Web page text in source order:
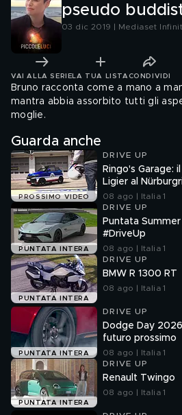
pseudo
03 dic 2019 | Mediaset
VAI ALLA SERIE LA TUA LISTA CONDIVIDI
Bruno racconta come a mano a
mantra abbia assorbito tutti gli
moglie.
Guarda anche
PROSSIMO VIDEO
DRIVE UP
Ringo's Garage:
Ligier al
08 ago | Italia 1
PUNTATA INTERA
DRIVE UP
Puntata
#DriveUp
08 ago | Italia 1
PUNTATA INTERA
DRIVE UP
BMW R 1300 RT
08 ago | Italia 1
PUNTATA INTERA
DRIVE UP
Dodge Day
futuro prossimo
08 ago | Italia 1
PUNTATA INTERA
DRIVE UP
Renault Twingo
08 ago | Italia 1